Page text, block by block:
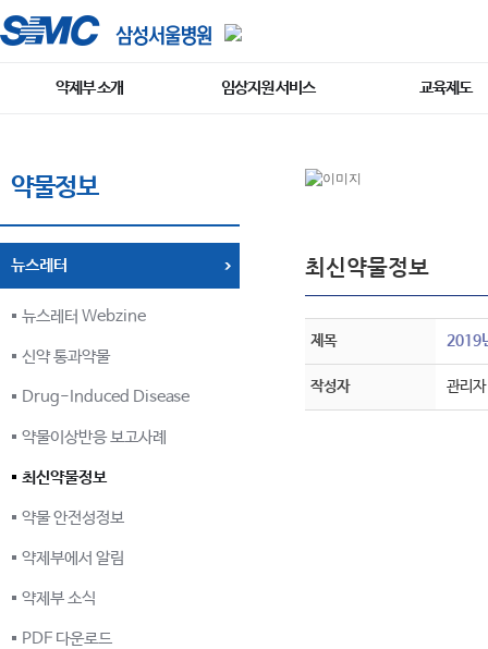
약제부 소개 임상지원 서비스 교육제도
약물정보
뉴스레터
뉴스레터 Webzine
신약 통과약물
Drug-Induced Disease
약물이상반응 보고사례
최신약물정보
약물 안전성정보
약제부에서 알림
약제부 소식
PDF 다운로드
최신약물정보
제목 2019
작성자 관리자